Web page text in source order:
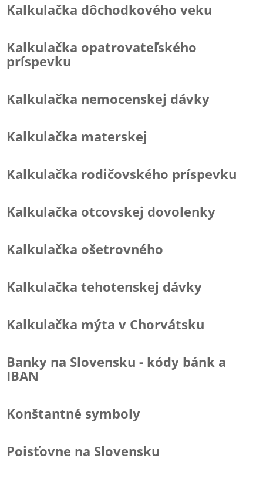
Kalkulačka dôchodkového veku
Kalkulačka opatrovateľského
príspevku
Kalkulačka nemocenskej dávky
Kalkulačka materskej
Kalkulačka rodičovského príspevku
Kalkulačka otcovskej dovolenky
Kalkulačka ošetrovného
Kalkulačka tehotenskej dávky
Kalkulačka mýta v Chorvátsku
Banky na Slovensku - kódy bánk a
IBAN
Konštantné symboly
Poisťovne na Slovensku